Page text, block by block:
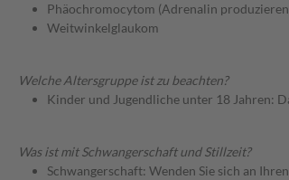
Phäochromocytom (Adrenalin
Weitwinkelglaukom
Welche Altersgruppe ist zu beachten?
Kinder und Jugendliche unter 18 Jahren:
Was ist mit Schwangerschaft und Stillzeit?
Schwangerschaft: Wenden Sie sich an